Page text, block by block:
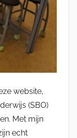
website,
(SBO)
Met mijn
echt